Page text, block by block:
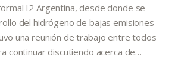
Argentina, desde donde se
del hidrógeno de bajas emisiones
una reunión de trabajo entre todos
continuar discutiendo acerca de…